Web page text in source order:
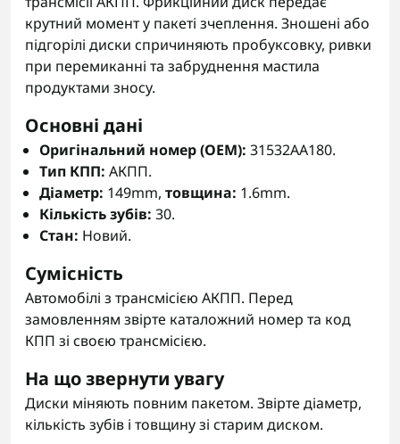
крутний момент у пакеті зчеплення. Зношені або
підгорілі диски спричиняють пробуксовку, ривки
при перемиканні та забруднення мастила
продуктами зносу.
Основні дані
Оригінальний номер (OEM): 31532AA180.
Тип КПП: АКПП.
Діаметр: 149mm, товщина: 1.6mm.
Кількість зубів: 30.
Стан: Новий.
Сумісність
Автомобілі з трансмісією АКПП. Перед
замовленням звірте каталожний номер та код
КПП зі своєю трансмісією.
На що звернути увагу
Диски міняють повним пакетом. Звірте діаметр,
кількість зубів і товщину зі старим диском.